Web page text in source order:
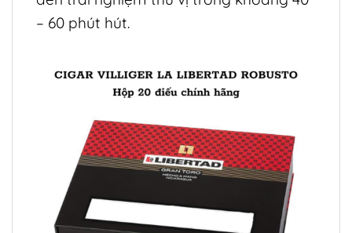
– 60 phút hút.